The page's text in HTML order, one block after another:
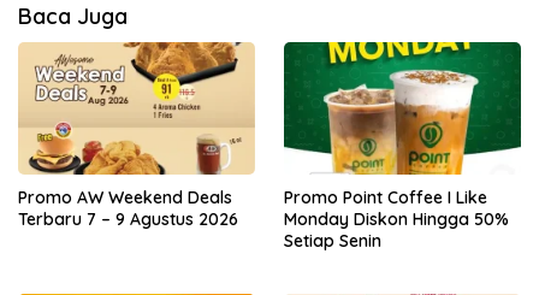
Baca Juga
Promo AW Weekend Deals
Terbaru 7 – 9 Agustus 2026
Promo Point Coffee I Like
Monday Diskon Hingga 50%
Setiap Senin